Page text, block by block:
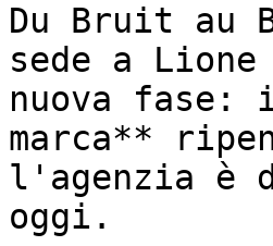
Du Bruit au
sede a
nuova
marca**
l'agenzia è
oggi.